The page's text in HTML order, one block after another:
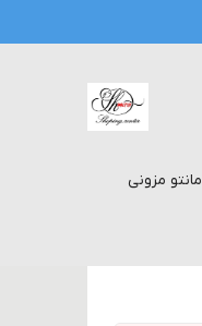
مانتو مزونی